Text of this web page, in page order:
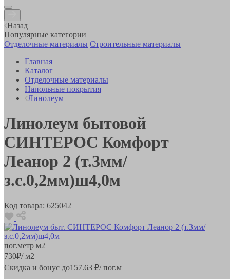
Назад
Популярные категории
Отделочные материалы Строительные материалы
Главная
Каталог
Отделочные материалы
Напольные покрытия
Линолеум
Линолеум бытовой
СИНТЕРОС Комфорт
Леанор 2 (т.3мм/
з.с.0,2мм)ш4,0м
Код товара: 625042
пог.метр м2
730₽/ м2
Скидка и бонус до157.63 ₽/ пог.м